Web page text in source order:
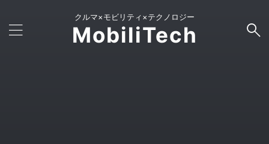
クルマ×モビリティ×テクノロジー
MobiliTech